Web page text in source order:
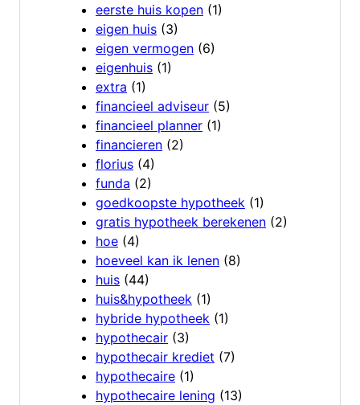
eerste huis kopen (1)
eigen huis (3)
eigen vermogen (6)
eigenhuis (1)
extra (1)
financieel adviseur (5)
financieel planner (1)
financieren (2)
florius (4)
funda (2)
goedkoopste hypotheek (1)
gratis hypotheek berekenen (2)
hoe (4)
hoeveel kan ik lenen (8)
huis (44)
huis&hypotheek (1)
hybride hypotheek (1)
hypothecair (3)
hypothecair krediet (7)
hypothecaire (1)
hypothecaire lening (13)